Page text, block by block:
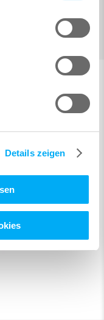
Details zeigen